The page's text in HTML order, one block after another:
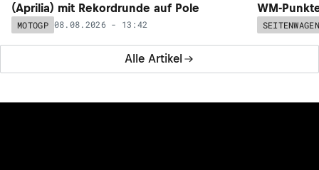
Alle Artikel
(Aprilia) mit Rekordrunde auf Pole
MOTOGP 08.08.2026 - 13:42
WM-
SEITENWAGEN